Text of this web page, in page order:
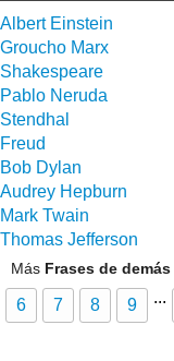
Albert Einstein
Groucho Marx
Shakespeare
Pablo Neruda
Stendhal
Freud
Bob Dylan
Audrey Hepburn
Mark Twain
Thomas Jefferson
Más Frases de demás
6
7 8 9 ...